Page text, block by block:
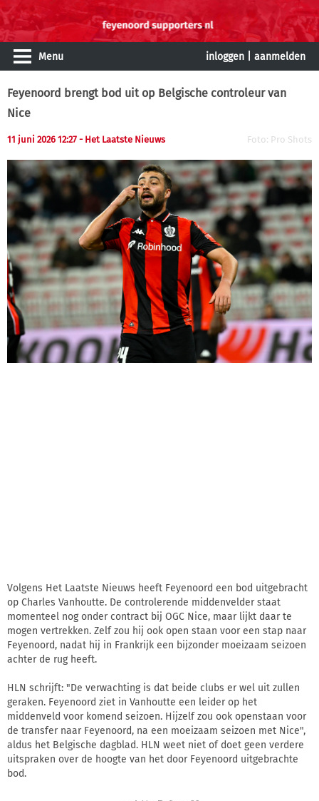
Menu inloggen aanmelden
Feyenoord brengt bod uit op Belgische controleur van
Nice
11 juni 2026 12:27 - Het Laatste Nieuws Foto: Pro Shots
Volgens Het Laatste Nieuws heeft Feyenoord een bod uitgebracht
op Charles Vanhoutte. De controlerende middenvelder staat
momenteel nog onder contract bij OGC Nice, maar lijkt daar te
mogen vertrekken. Zelf zou hij ook open staan voor een stap naar
Feyenoord, nadat hij in Frankrijk een bijzonder moeizaam seizoen
achter de rug heeft.
HLN schrijft: "De verwachting is dat beide clubs er wel uit zullen
geraken. Feyenoord ziet in Vanhoutte een leider op het
middenveld voor komend seizoen. Hijzelf zou ook openstaan voor
de transfer naar Feyenoord, na een moeizaam seizoen met Nice",
aldus het Belgische dagblad. HLN weet niet of doet geen verdere
uitspraken over de hoogte van het door Feyenoord uitgebrachte
bod.